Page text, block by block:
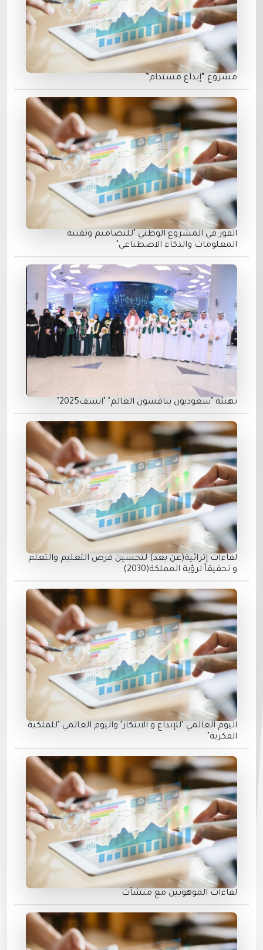
مشروع “إبداع مستدام”
الفور في المشروع الوطني "للتصاميم وتقنية
المعلومات والذكاء الاصطناعي"
تهنئة "سعوديون ينافسون العالم" "ايسف2025"
لقاءات إثرائية(عن بعد) لتحسين فرص التعليم والتعلم
و تحقيقاً لرؤية المملكة(2030)
اليوم العالمي "للإبداع و الابتكار" واليوم العالمي "للملكية
الفكرية"
لقاءات الموهوبين مع منشآت